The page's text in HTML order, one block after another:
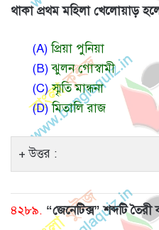
থাকা প্রথম মহিলা খেলোয়াড়
(A)প্রিয়া পুনিয়া
(B)ঝুলন গোস্বামী
(C)স্মৃতি মান্ধনা
(D)মিতালি রাজ
উত্তর :
৪২৮৯. “জেনেটিক্স” শব্দটি